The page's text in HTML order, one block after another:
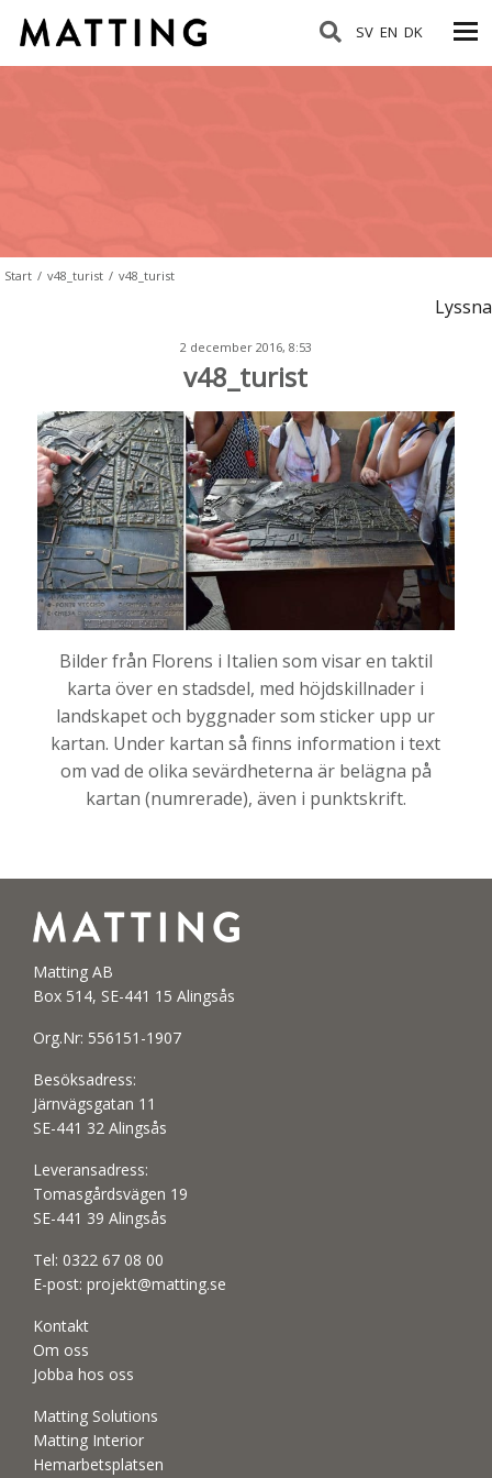
SV EN DK
Start / v48_turist / v48_turist
Lyssna
2 december 2016, 8:53
v48_turist
Bilder från Florens i Italien som visar en taktil
karta över en stadsdel, med höjdskillnader i
landskapet och byggnader som sticker upp ur
kartan. Under kartan så finns information i text
om vad de olika sevärdheterna är belägna på
kartan (numrerade), även i punktskrift.
Matting AB
Box 514, SE-441 15 Alingsås
Org.Nr: 556151-1907
Besöksadress:
Järnvägsgatan 11
SE-441 32 Alingsås
Leveransadress:
Tomasgårdsvägen 19
SE-441 39 Alingsås
Tel: 0322 67 08 00
E-post: projekt@matting.se
Kontakt
Om oss
Jobba hos oss
Matting Solutions
Matting Interior
Hemarbetsplatsen